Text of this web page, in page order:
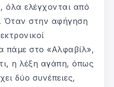
ελέγχονται από
Όταν στην αφήγηση
πάμε στο «Αλφαβίλ»,
η λέξη αγάπη, όπως
δύο συνέπειες,